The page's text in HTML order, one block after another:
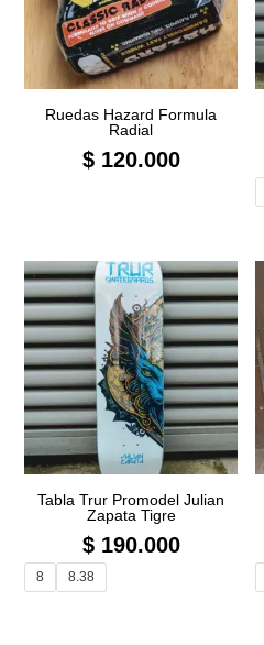
Ruedas Hazard Formula
Radial
$120.000
Tabla Trur Promodel Julian
Zapata Tigre
$190.000
8 8.38